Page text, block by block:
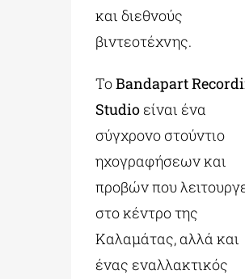
και διεθνούς
βιντεοτέχνης.
ΤοBandapart
Studio είναι ένα
σύγχρονο στούντιο
ηχογραφήσεων και
προβών που
στο κέντρο της
Καλαμάτας, αλλά και
ένας εναλλακτικός